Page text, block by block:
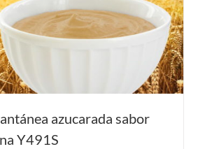
azucarada sabor
Y491S